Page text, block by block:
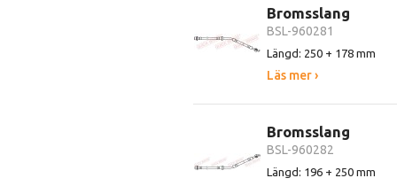
Bromsslang
BSL-960281
Längd: 250 + 178 mm
Läs mer ›
Bromsslang
BSL-960282
Längd: 196 + 250 mm